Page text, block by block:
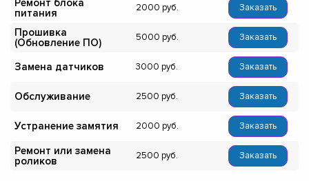
Ремонт блока
питания
2000 Заказать
Прошивка
(Обновление ПО)
5000 Заказать
Замена датчиков 3000 Заказать
Обслуживание 2500 Заказать
Устранение замятия 2000 Заказать
Ремонт или замена
роликов
2500 Заказать